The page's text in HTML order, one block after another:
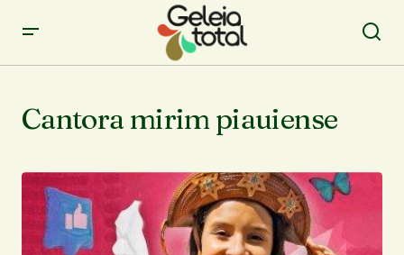
Cantora mirim piauiense